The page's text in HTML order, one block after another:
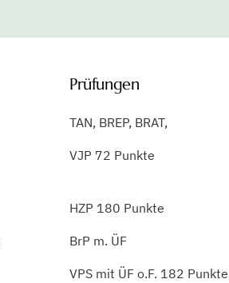
Prüfungen
TAN, BREP, BRAT,
VJP 72 Punkte
HZP 180 Punkte
BrP m. ÜF
VPS mit ÜF o.F. 182